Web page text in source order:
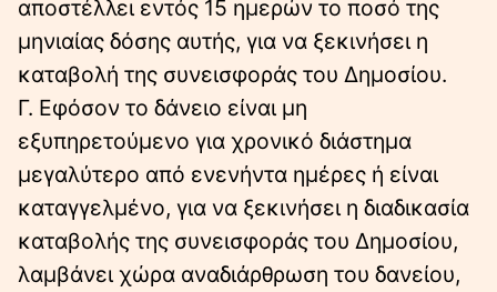
αποστέλλει εντός 15 ημερών το ποσό της
μηνιαίας δόσης αυτής, για να ξεκινήσει η
καταβολή της συνεισφοράς του Δημοσίου.
Γ. Εφόσον το δάνειο είναι μη
εξυπηρετούμενο για χρονικό διάστημα
μεγαλύτερο από ενενήντα ημέρες ή είναι
καταγγελμένο, για να ξεκινήσει η διαδικασία
καταβολής της συνεισφοράς του Δημοσίου,
λαμβάνει χώρα αναδιάρθρωση του δανείου,